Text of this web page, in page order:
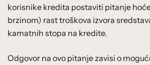
korisnike kredita postaviti pitanje
brzinom) rast troškova izvora
kamatnih stopa na kredite.
Odgovor na ovo pitanje zavisi o